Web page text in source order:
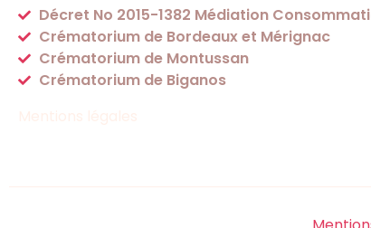
Décret No 2015-1382 Médiation
Crématorium de Bordeaux et Mérignac
Crématorium de Montussan
Crématorium de Biganos